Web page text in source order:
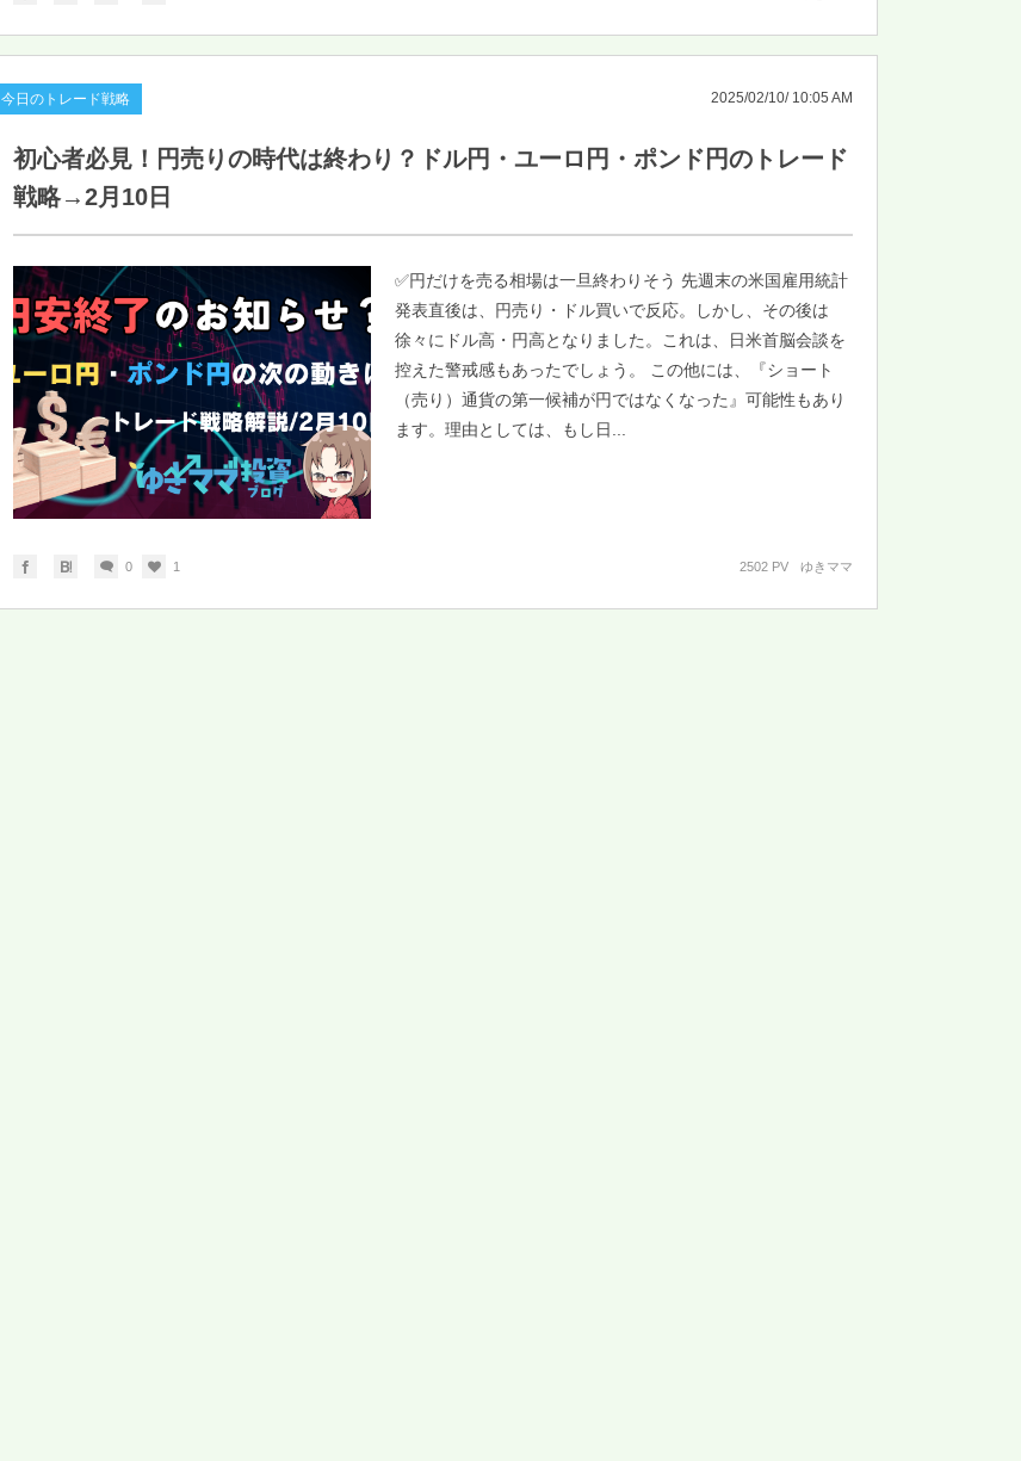
今日のトレード戦略 2025/02/10/ 10:05 AM
初心者必見！円売りの時代は終わり？ドル円・ユーロ円・ポンド円のトレード
戦略→2月10日
✅円だけを売る相場は一旦終わりそう 先週末の米国雇用統計
発表直後は、円売り・ドル買いで反応。しかし、その後は
徐々にドル高・円高となりました。これは、日米首脳会談を
控えた警戒感もあったでしょう。 この他には、『ショート
（売り）通貨の第一候補が円ではなくなった』可能性もあり
ます。理由としては、もし日...
0 1 ゆきママ
2502 PV